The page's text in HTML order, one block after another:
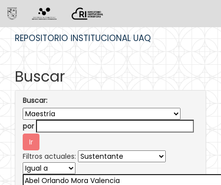
REPOSITORIO INSTITUCIONAL UAQ
Buscar
Buscar:
por
Filtros actuales: